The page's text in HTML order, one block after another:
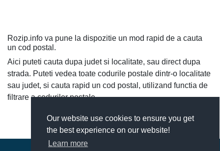
Our website use cookies to ensure you get
the best experience on our website!
Learn more
Rozip.info va pune la dispozitie un mod rapid de a cauta
un cod postal.
Aici puteti cauta dupa judet si localitate, sau direct dupa
strada. Puteti vedea toate codurile postale dintr-o localitate
sau judet, si cauta rapid un cod postal, utilizand functia de
filtrare a codurilor postale.